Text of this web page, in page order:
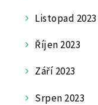
Listopad 2023
Říjen 2023
Září 2023
Srpen 2023